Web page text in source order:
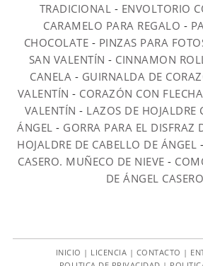
TRADICIONAL - ENVOLTORIO
CARAMELO PARA REGALO -
CHOCOLATE - PINZAS PARA
SAN VALENTÍN - CINNAMON
CANELA - GUIRNALDA DE
VALENTÍN - CORAZÓN CON
VALENTÍN - LAZOS DE HOJALDRE
ÁNGEL - GORRA PARA EL DISFRAZ
HOJALDRE DE CABELLO DE ÁNGEL -
CASERO. MUÑECO DE NIEVE -
DE ÁNGEL CASERO
INICIO | LICENCIA | CONTACTO |